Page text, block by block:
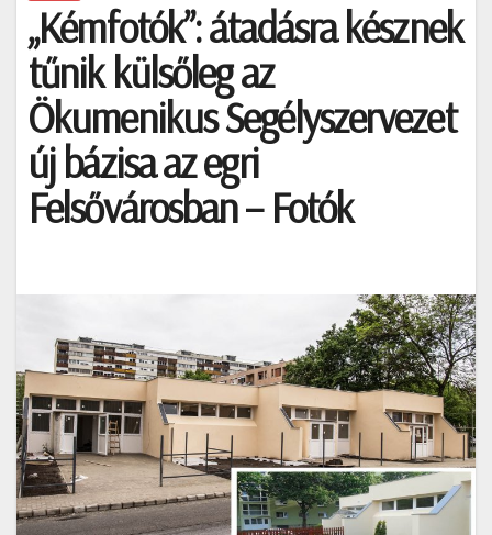
„Kémfotók”: átadásra késznek
tűnik külsőleg az
Ökumenikus Segélyszervezet
új bázisa az egri
Felsővárosban – Fotók